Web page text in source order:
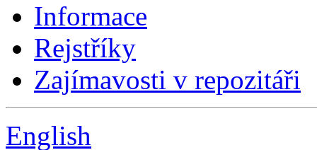
Informace
Rejstříky
Zajímavosti v repozitáři
English